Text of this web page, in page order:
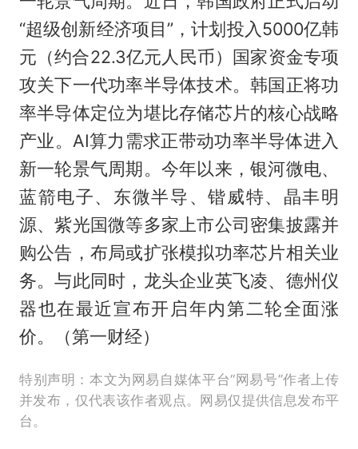
“超级创新经济项目”，计划投入5000亿韩
元（约合22.3亿元人民币）国家资金专项
攻关下一代功率半导体技术。韩国正将功
率半导体定位为堪比存储芯片的核心战略
产业。AI算力需求正带动功率半导体进入
新一轮景气周期。今年以来，银河微电、
蓝箭电子、东微半导、锴威特、晶丰明
源、紫光国微等多家上市公司密集披露并
购公告，布局或扩张模拟功率芯片相关业
务。与此同时，龙头企业英飞凌、德州仪
器也在最近宣布开启年内第二轮全面涨
价。（第一财经）
特别声明：本文为网易自媒体平台“网易号”作者上传
并发布，仅代表该作者观点。网易仅提供信息发布平
台。